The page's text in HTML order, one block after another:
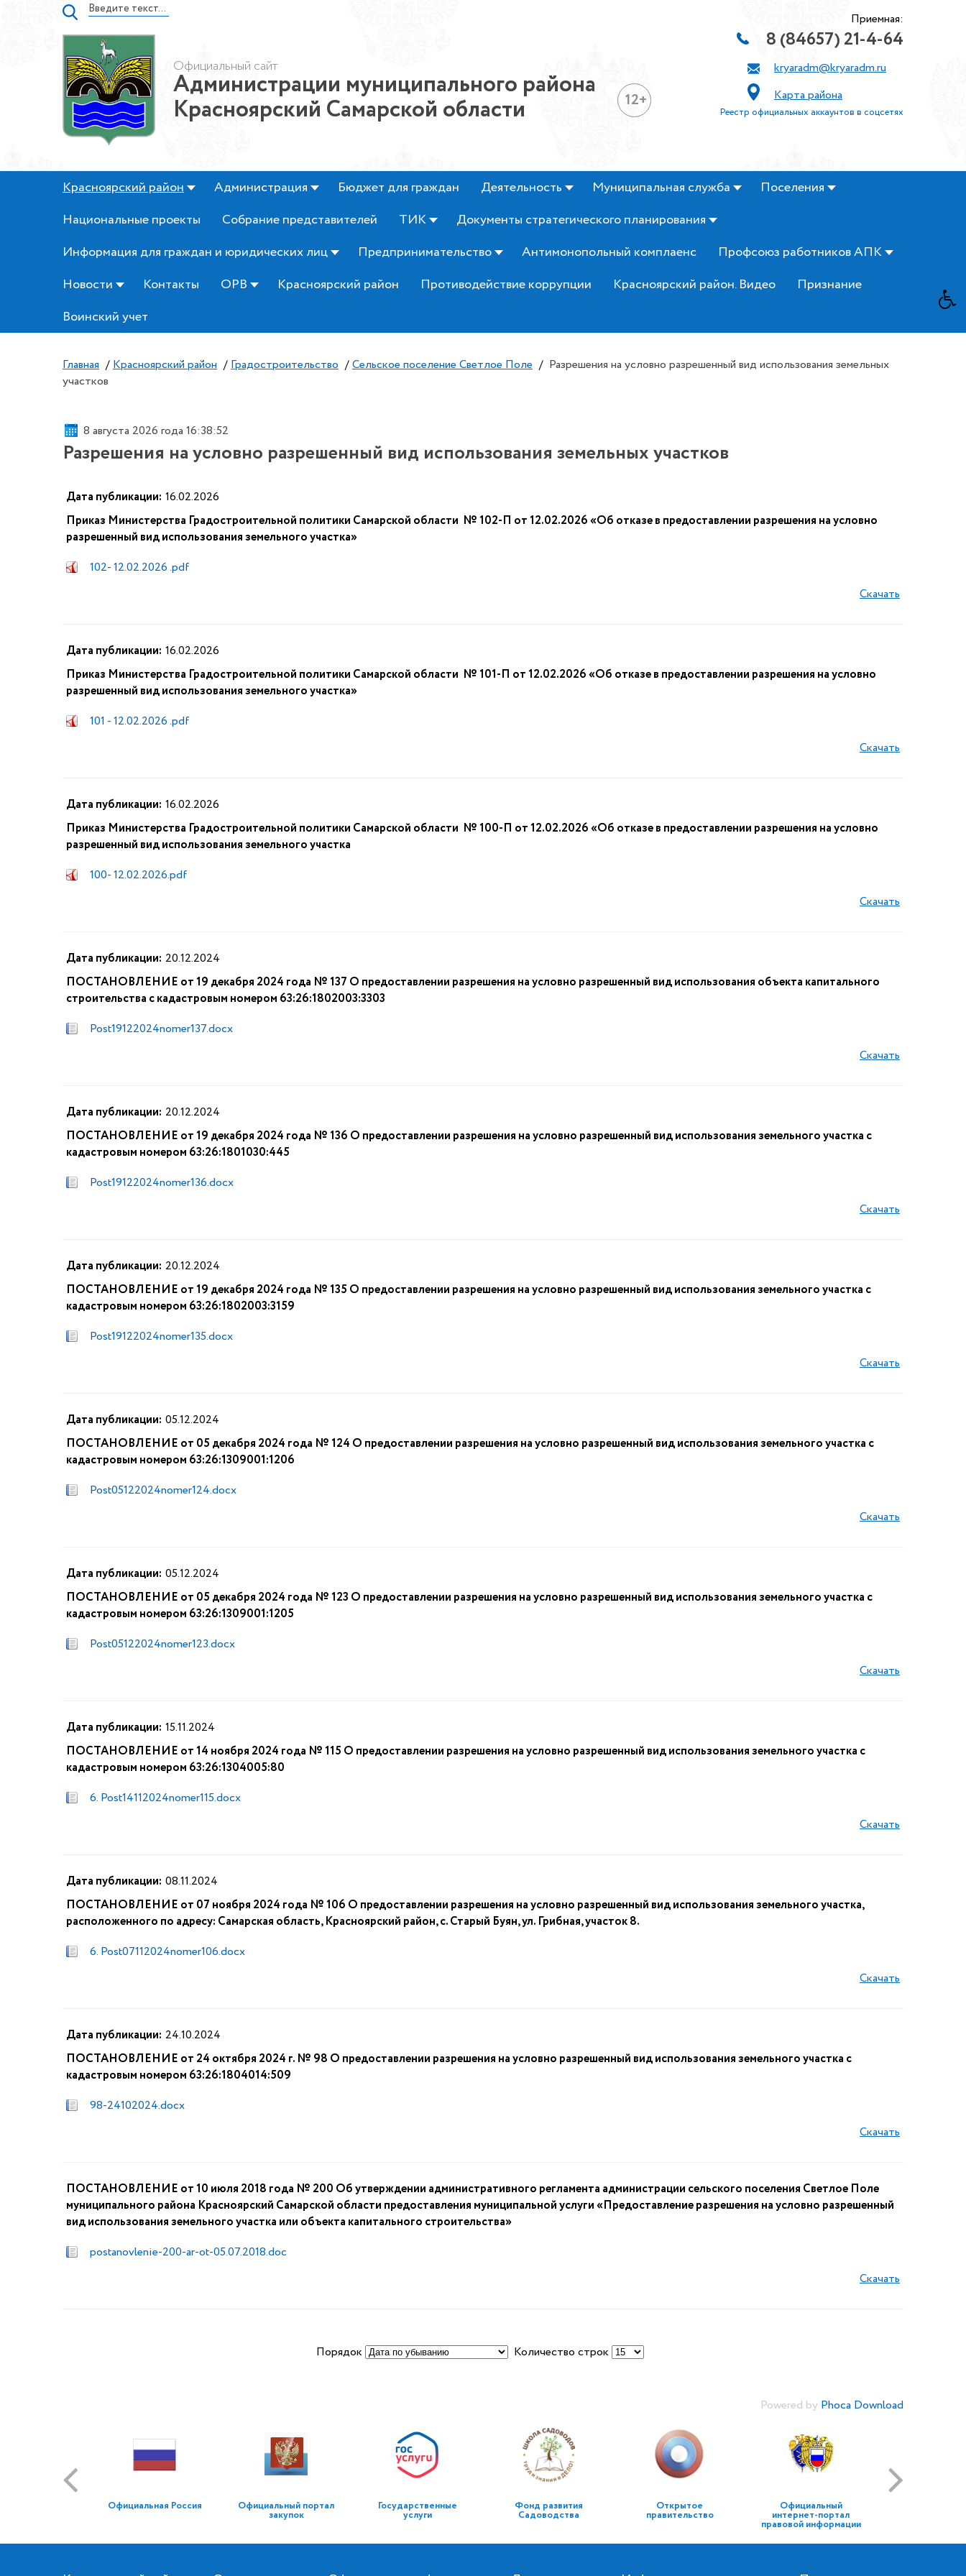
Официальный сайт
Администрации муниципального района
Красноярский Самарской области 12+
Приемная:
8 (84657) 21-4-64
kryaradm@kryaradm.ru
Карта района
Реестр официальных аккаунтов в соцсетях
Красноярский район Администрация Бюджет для граждан Деятельность Муниципальная служба
Поселения
Национальные проекты
Собрание представителей ТИК
Документы стратегического планирования
Информация для граждан и юридических лиц
Предпринимательство Антимонопольный комплаенс
Профсоюз работников АПК
Новости
Контакты ОРВ Красноярский район Противодействие коррупции Красноярский район. Видео
Признание
Воинский учет
Главная / Красноярский район / Градостроительство / Сельское поселение Светлое Поле / Разрешения на условно разрешенный вид использования земельных
участков
8 августа 2026 года 16:38:53
Разрешения на условно разрешенный вид использования земельных участков
Дата публикации: 16.02.2026
Приказ Министерства Градостроительной политики Самарской области № 102-П от 12.02.2026 «Об отказе в предоставлении разрешения на условно
разрешенный вид использования земельного участка»
102- 12.02.2026 .pdf
Скачать
Дата публикации: 16.02.2026
Приказ Министерства Градостроительной политики Самарской области № 101-П от 12.02.2026 «Об отказе в предоставлении разрешения на условно
разрешенный вид использования земельного участка»
101 - 12.02.2026 .pdf
Скачать
Дата публикации: 16.02.2026
Приказ Министерства Градостроительной политики Самарской области № 100-П от 12.02.2026 «Об отказе в предоставлении разрешения на условно
разрешенный вид использования земельного участка
100- 12.02.2026.pdf
Скачать
Дата публикации: 20.12.2024
ПОСТАНОВЛЕНИЕ от 19 декабря 2024 года № 137 О предоставлении разрешения на условно разрешенный вид использования объекта капитального
строительства с кадастровым номером 63:26:1802003:3303
Post19122024nomer137.docx
Скачать
Дата публикации: 20.12.2024
ПОСТАНОВЛЕНИЕ от 19 декабря 2024 года № 136 О предоставлении разрешения на условно разрешенный вид использования земельного участка с
кадастровым номером 63:26:1801030:445
Post19122024nomer136.docx
Скачать
Дата публикации: 20.12.2024
ПОСТАНОВЛЕНИЕ от 19 декабря 2024 года № 135 О предоставлении разрешения на условно разрешенный вид использования земельного участка с
кадастровым номером 63:26:1802003:3159
Post19122024nomer135.docx
Скачать
Дата публикации: 05.12.2024
ПОСТАНОВЛЕНИЕ от 05 декабря 2024 года № 124 О предоставлении разрешения на условно разрешенный вид использования земельного участка с
кадастровым номером 63:26:1309001:1206
Post05122024nomer124.docx
Скачать
Дата публикации: 05.12.2024
ПОСТАНОВЛЕНИЕ от 05 декабря 2024 года № 123 О предоставлении разрешения на условно разрешенный вид использования земельного участка с
кадастровым номером 63:26:1309001:1205
Post05122024nomer123.docx
Скачать
Дата публикации: 15.11.2024
ПОСТАНОВЛЕНИЕ от 14 ноября 2024 года № 115 О предоставлении разрешения на условно разрешенный вид использования земельного участка с
кадастровым номером 63:26:1304005:80
6. Post14112024nomer115.docx
Скачать
Дата публикации: 08.11.2024
ПОСТАНОВЛЕНИЕ от 07 ноября 2024 года № 106 О предоставлении разрешения на условно разрешенный вид использования земельного участка,
расположенного по адресу: Самарская область, Красноярский район, с. Старый Буян, ул. Грибная, участок 8.
6. Post07112024nomer106.docx
Скачать
Дата публикации: 24.10.2024
ПОСТАНОВЛЕНИЕ от 24 октября 2024 г. № 98 О предоставлении разрешения на условно разрешенный вид использования земельного участка с
кадастровым номером 63:26:1804014:509
98-24102024.docx
Скачать
ПОСТАНОВЛЕНИЕ от 10 июля 2018 года № 200 Об утверждении административного регламента администрации сельского поселения Светлое Поле
муниципального района Красноярский Самарской области предоставления муниципальной услуги «Предоставление разрешения на условно разрешенный
вид использования земельного участка или объекта капитального строительства»
postanovlenie-200-ar-ot-05.07.2018.doc
Скачать
Порядок Количество строк
Powered by Phoca Download
Официальная Россия Официальный портал
закупок
Государственные
услуги
Фонд развития
Садоводства
Открытое
правительство
Официальный
интернет-портал
правовой информации